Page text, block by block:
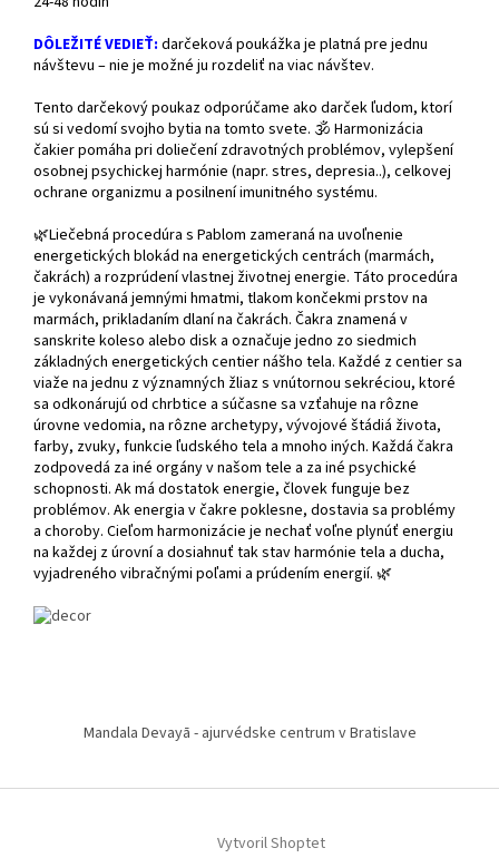
DÔLEŽITÉ VEDIEŤ: darčeková poukážka je platná pre jednu
návštevu – nie je možné ju rozdeliť na viac návštev.
Tento darčekový poukaz odporúčame ako darček ľudom, ktorí
sú si vedomí svojho bytia na tomto svete. 🕉️ Harmonizácia
čakier pomáha pri doliečení zdravotných problémov, vylepšení
osobnej psychickej harmónie (napr. stres, depresia..), celkovej
ochrane organizmu a posilnení imunitného systému.
🌿Liečebná procedúra s Pablom zameraná na uvoľnenie
energetických blokád na energetických centrách (marmách,
čakrách) a rozprúdení vlastnej životnej energie. Táto procedúra
je vykonávaná jemnými hmatmi, tlakom končekmi prstov na
marmách, prikladaním dlaní na čakrách. Čakra znamená v
sanskrite koleso alebo disk a označuje jedno zo siedmich
základných energetických centier nášho tela. Každé z centier sa
viaže na jednu z významných žliaz s vnútornou sekréciou, ktoré
sa odkonárujú od chrbtice a súčasne sa vzťahuje na rôzne
úrovne vedomia, na rôzne archetypy, vývojové štádiá života,
farby, zvuky, funkcie ľudského tela a mnoho iných. Každá čakra
zodpovedá za iné orgány v našom tele a za iné psychické
schopnosti. Ak má dostatok energie, človek funguje bez
problémov. Ak energia v čakre poklesne, dostavia sa problémy
a choroby. Cieľom harmonizácie je nechať voľne plynúť energiu
na každej z úrovní a dosiahnuť tak stav harmónie tela a ducha,
vyjadreného vibračnými poľami a prúdením energií. 🌿
Mandala Devayā - ajurvédske centrum v Bratislave
Vytvoril Shoptet